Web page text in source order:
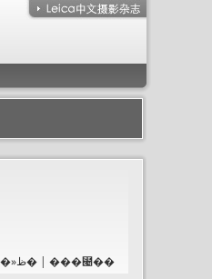
�鿴���»ظ� | ���⹤��